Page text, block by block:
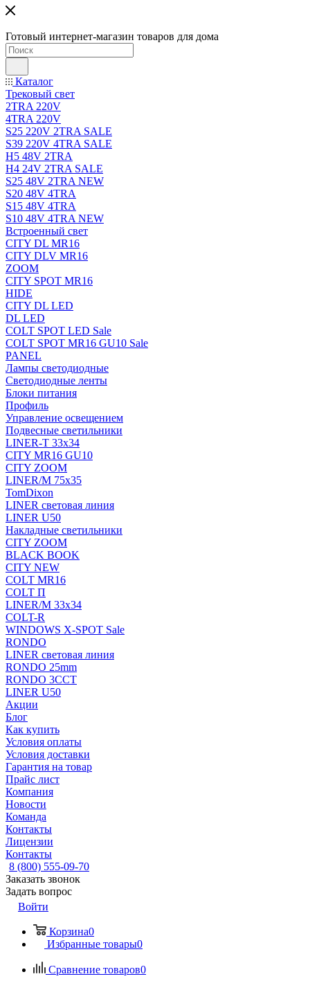
Готовый интернет-магазин товаров для дома
Каталог
Трековый свет
2TRA 220V
4TRA 220V
S25 220V 2TRA SALE
S39 220V 4TRA SALE
H5 48V 2TRA
H4 24V 2TRA SALE
S25 48V 2TRA NEW
S20 48V 4TRA
S15 48V 4TRA
S10 48V 4TRA NEW
Встроенный свет
CITY DL MR16
CITY DLV MR16
ZOOM
CITY SPOT MR16
HIDE
CITY DL LED
DL LED
COLT SPOT LED Sale
COLT SPOT MR16 GU10 Sale
PANEL
Лампы светодиодные
Светодиодные ленты
Блоки питания
Профиль
Управление освещением
Подвесные светильники
LINER-T 33x34
CITY MR16 GU10
CITY ZOOM
LINER/M 75х35
TomDixon
LINER световая линия
LINER U50
Накладные светильники
CITY ZOOM
BLACK BOOK
CITY NEW
COLT MR16
COLT П
LINER/М 33х34
COLT-R
WINDOWS X-SPOT Sale
RONDO
LINER световая линия
RONDO 25mm
RONDO 3CCT
LINER U50
Акции
Блог
Как купить
Условия оплаты
Условия доставки
Гарантия на товар
Прайс лист
Компания
Новости
Команда
Контакты
Лицензии
Контакты
8 (800) 555-09-70
Заказать звонок
Задать вопрос
Войти
Корзина0
Избранные товары0
Сравнение товаров0